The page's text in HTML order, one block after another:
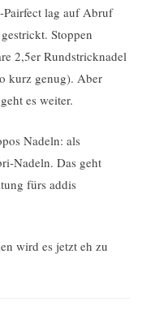
-Pairfect lag auf Abruf
Stoppen
2,5er Rundstricknadel
kurz genug). Aber
es weiter.
Nadeln: als
Nadeln. Das geht
fürs addis
wird es jetzt eh zu